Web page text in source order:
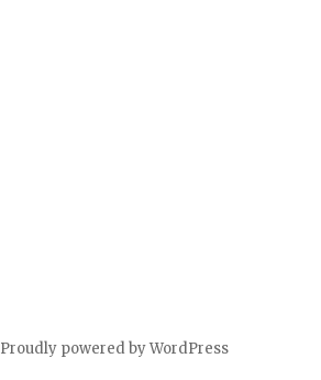
Proudly powered by WordPress